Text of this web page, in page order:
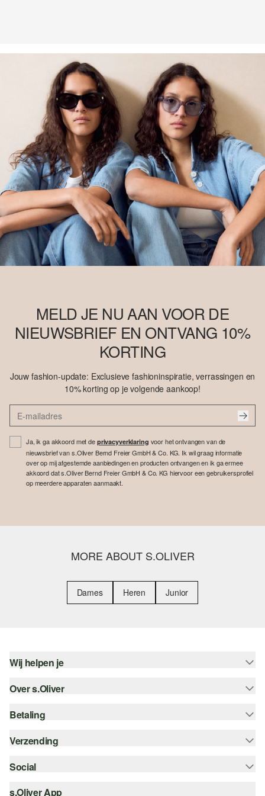
MELD JE NU AAN VOOR DE
NIEUWSBRIEF EN ONTVANG 10%
KORTING
Jouw fashion-update: Exclusieve fashioninspiratie, verrassingen en
10% korting op je volgende aankoop!
Ja, ik ga akkoord met de privacyverklaring voor het ontvangen van de
nieuwsbrief van s.Oliver Bernd Freier GmbH & Co. KG. Ik wil graag informatie
over op mij afgestemde aanbiedingen en producten ontvangen en ik ga ermee
akkoord dat s.Oliver Bernd Freier GmbH & Co. KG hiervoor een gebruikersprofiel
op meerdere apparaten aanmaakt.
MORE ABOUT S.OLIVER
Dames Heren Junior
Wij helpen je
Help - FAQ
Top categorieën
Over s.Oliver
Nieuwsbrief
Betaling
Koop op rekening
Verzending
Track & Trace
Post NL
Social
instagram
s.Oliver App